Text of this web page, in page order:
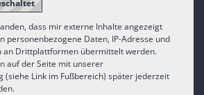
dass mir externe Inhalte angezeigt
personenbezogene Daten, IP-Adresse und
an Drittplattformen übermittelt werden.
auf der Seite mit unserer
(siehe Link im Fußbereich) später jederzeit